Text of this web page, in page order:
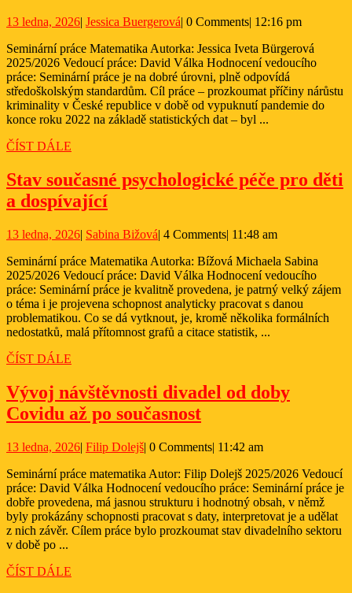
kriminality
v
České
republice
v době
pandemie
roku
2022
13 ledna, 202613
2026
| Jessica BuergerováJessica
| 0 Comments| 12:16 pm
Seminární práce Matematika Autorka: Jessica Iveta Bürgerová
2025/2026 Vedoucí práce: David Válka Hodnocení vedoucího
práce: Seminární práce je na dobré úrovni, plně odpovídá
středoškolským standardům. Cíl práce – prozkoumat příčiny nárůstu
kriminality v České republice v době od vypuknutí pandemie do
konce roku 2022 na základě statistických dat – byl ...
ČÍST DÁLE
Stav současné psychologické péče pro děti
a dospívajícíStav
psychologické
péče
pro
děti
a
13 ledna, 202613
2026
| Sabina BižováSabina
| 4 Comments| 11:48 am
Seminární práce Matematika Autorka: Bížová Michaela Sabina
2025/2026 Vedoucí práce: David Válka Hodnocení vedoucího
práce: Seminární práce je kvalitně provedena, je patrný velký zájem
o téma i je projevena schopnost analyticky pracovat s danou
problematikou. Co se dá vytknout, je, kromě několika formálních
nedostatků, malá přítomnost grafů a citace statistik, ...
ČÍST DÁLE
Vývoj návštěvnosti divadel od doby
Covidu až po současnostVývoj
divadel
od
doby
Covidu
až
13 ledna, 202613
2026
| Filip DolejšFilip
| 0 Comments| 11:42 am
Seminární práce matematika Autor: Filip Dolejš 2025/2026 Vedoucí
práce: David Válka Hodnocení vedoucího práce: Seminární práce je
dobře provedena, má jasnou strukturu i hodnotný obsah, v němž
byly prokázány schopnosti pracovat s daty, interpretovat je a udělat
z nich závěr. Cílem práce bylo prozkoumat stav divadelního sektoru
v době po ...
ČÍST DÁLE